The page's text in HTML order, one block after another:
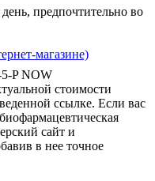
предпочтительно во
магазине)
P NOW
стоимости
ссылке. Если вас
сайт и
в нее точное